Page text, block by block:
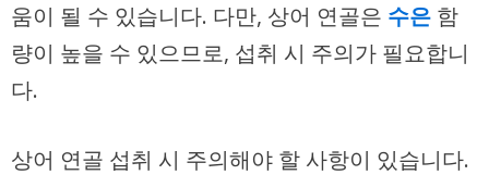
움이 될 수 있습니다. 다만, 상어 연골은 수은 함
량이 높을 수 있으므로, 섭취 시 주의가 필요합니
다.
상어 연골 섭취 시 주의해야 할 사항이 있습니다.